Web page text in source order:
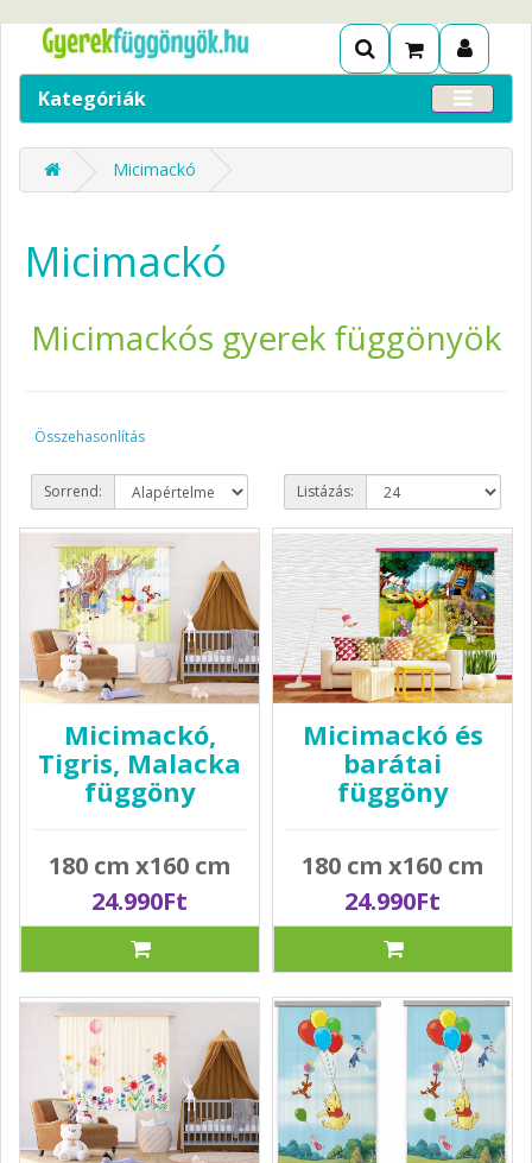
Kategóriák
Micimackó
Micimackó
Micimackós gyerek függönyök
Összehasonlítás
Sorrend: Listázás:
Micimackó,
Tigris, Malacka
függöny
180 cm x160 cm
24.990Ft
Micimackó és
barátai
függöny
180 cm x160 cm
24.990Ft